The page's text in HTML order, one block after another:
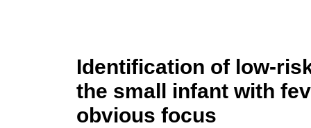
Identification of low-
the small infant with
obvious focus